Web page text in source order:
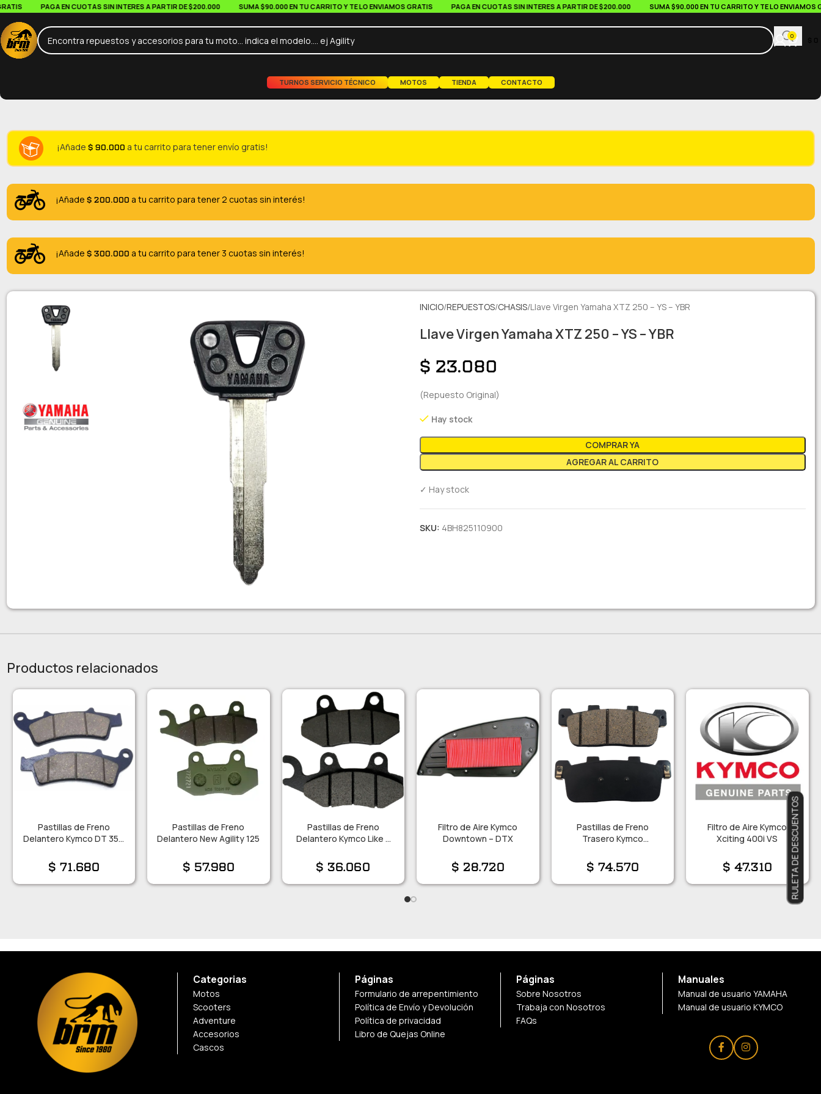
PAGA EN CUOTAS SIN INTERES A PARTIR DE $200.000 SUMA $90.000 EN TU CARRITO Y TE LO ENVIAMOS GRATIS PAGA EN CUOTAS SIN INTERES A PARTIR DE $200.000 SUMA $90.000 EN TU CARRITO Y TE LO ENVIAMOS
0
TURNOS SERVICIO TÉCNICO MOTOS TIENDA CONTACTO
¡Añade $90.000 a tu carrito para tener envío gratis!
¡Añade $200.000 a tu carrito para tener 2 cuotas sin interés!
¡Añade $300.000 a tu carrito para tener 3 cuotas sin interés!
INICIO REPUESTOS CHASIS Llave Virgen Yamaha XTZ 250 – YS – YBR
Llave Virgen Yamaha XTZ 250 – YS – YBR
$ 23.080
(Repuesto Original)
Hay stock
AGREGAR AL CARRITO
COMPRAR YA
✓ Hay stock
SKU: 4BH825110900
Productos relacionados
Pastillas de Freno
Delantero Kymco DT 350
$ 71.680
Pastillas de Freno
Delantero New Agility 125
$ 57.980
Pastillas de Freno
Delantero Kymco Like –
$ 36.060
Filtro de Aire Kymco
Downtown – DTX
$ 28.720
Pastillas de Freno
Trasero Kymco
$ 74.570
Filtro de Aire Kymco
Xciting 400i VS
$ 47.310
Categorias
Motos
Scooters
Adventure
Accesorios
Cascos
Páginas
Formulario de arrepentimiento
Política de Envío y Devolución
Política de privacidad
Libro de Quejas Online
Páginas
Sobre Nosotros
Trabaja con Nosotros
FAQs
Manuales
Manual de usuario YAMAHA
Manual de usuario KYMCO
RULETA DE DESCUENTOS